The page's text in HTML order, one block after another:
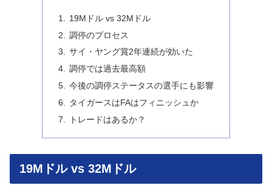
19Mドル vs 32Mドル
調停のプロセス
サイ・ヤング賞2年連続が効いた
調停では過去最高額
今後の調停ステータスの選手にも影響
タイガースはFAはフィニッシュか
トレードはあるか？
19Mドル vs 32Mドル